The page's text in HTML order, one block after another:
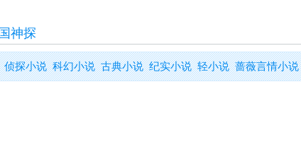
神探
侦探小说 科幻小说 古典小说 纪实小说 轻小说 蔷薇言情小说